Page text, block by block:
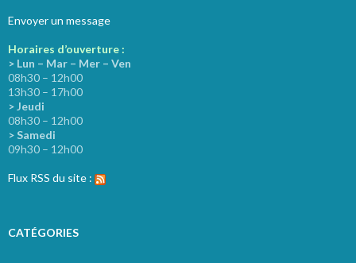
Envoyer un message
Horaires d’ouverture :
> Lun – Mar – Mer – Ven
08h30 – 12h00
13h30 – 17h00
> Jeudi
08h30 – 12h00
> Samedi
09h30 – 12h00
Flux RSS du site :
CATÉGORIES